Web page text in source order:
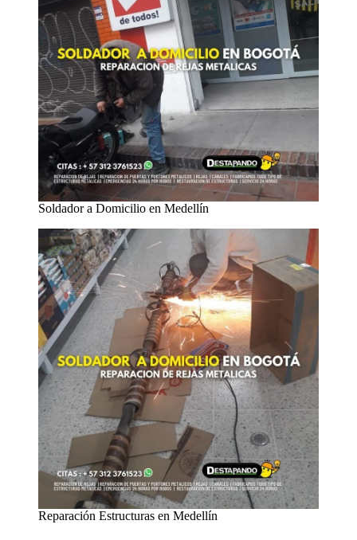
Soldador a Domicilio en Medellín
Reparación Estructuras en Medellín